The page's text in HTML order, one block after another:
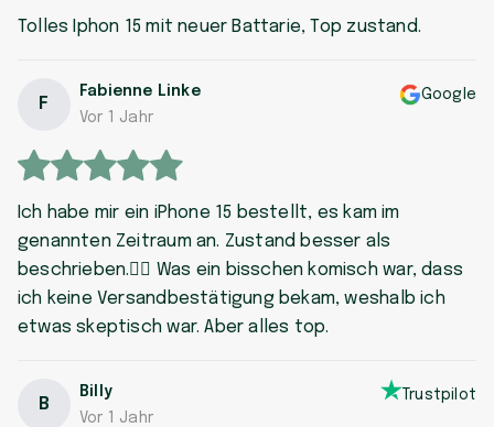
Tolles Iphon 15 mit neuer Battarie, Top zustand.
F
Fabienne Linke
Vor 1 Jahr
Google
Ich habe mir ein iPhone 15 bestellt, es kam im
genannten Zeitraum an. Zustand besser als
beschrieben.👍🏼 Was ein bisschen komisch war, dass
ich keine Versandbestätigung bekam, weshalb ich
etwas skeptisch war. Aber alles top.
B
Billy
Vor 1 Jahr
Trustpilot